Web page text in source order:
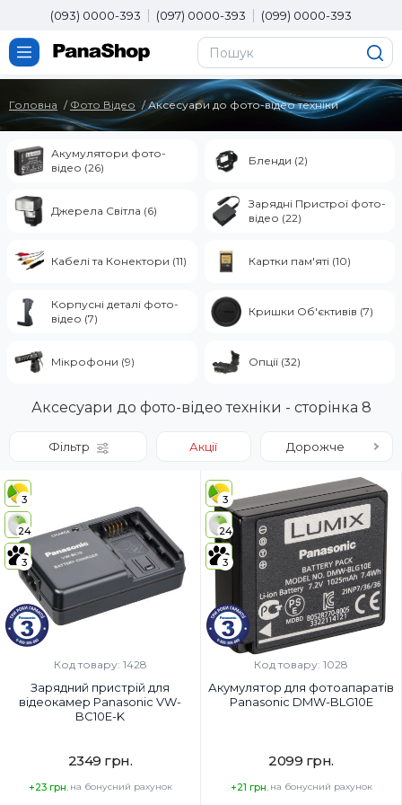
(093) 0000-393 (097) 0000-393 (099) 0000-393
Головна Фото Вiдео Аксесуари до фото-відео техніки
Акумулятори фото-
відео (26)
Бленди (2)
Джерела Світла (6)
Зарядні Пристрої фото-
відео (22)
Кабелі та Конектори (11) Картки пам'яті (10)
Корпусні деталі фото-
відео (7)
Кришки Об'єктивів (7)
Мікрофони (9) Опції (32)
Аксесуари до фото-відео техніки - сторінка 8
Фільтр Акції Дорожче
3
24
3
Код товару: 1428
Зарядний пристрій для
відеокамер Panasonic VW-
BC10E-K
2349 грн.
+23 грн. на бонусний рахунок
3
24
3
Код товару: 1028
Акумулятор для фотоапаратів
Panasonic DMW-BLG10E
2099 грн.
+21 грн. на бонусний рахунок